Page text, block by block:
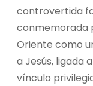
controvertida
conmemorada
Oriente como
a Jesús, ligada
vínculo